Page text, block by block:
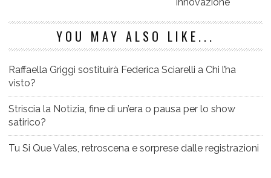
YOU MAY ALSO LIKE...
Raffaella Griggi sostituirà Federica Sciarelli a Chi l’ha
visto?
Striscia la Notizia, fine di un’era o pausa per lo show
satirico?
Tu Si Que Vales, retroscena e sorprese dalle registrazioni